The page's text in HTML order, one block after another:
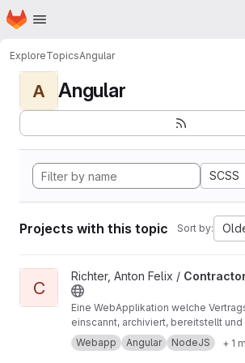
Skip to main content
Homepage
ExploreTopicsAngular
A Angular
SCSS
Projects with this topic Sort by:
View Contractor Project project
C
Richter, Anton Felix /
Eine WebApplikation welche
einscannt, archiviert, bereitstellt und
Geschäftslogik aufbereitet. Angular,
Datenbank (JSon), HTML, SCSS,
Webapp Angular NodeJS + 1